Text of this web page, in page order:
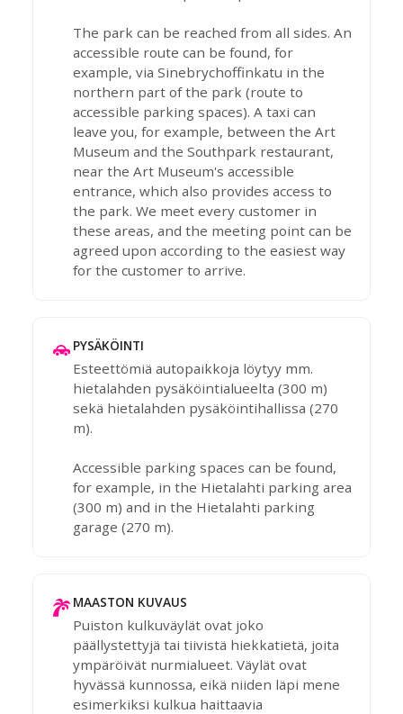
The park can be reached from all sides. An
accessible route can be found, for
example, via Sinebrychoffinkatu in the
northern part of the park (route to
accessible parking spaces). A taxi can
leave you, for example, between the Art
Museum and the Southpark restaurant,
near the Art Museum's accessible
entrance, which also provides access to
the park. We meet every customer in
these areas, and the meeting point can be
agreed upon according to the easiest way
for the customer to arrive.
PYSÄKÖINTI
Esteettömiä autopaikkoja löytyy mm.
hietalahden pysäköintialueelta (300 m)
sekä hietalahden pysäköintihallissa (270
m).
Accessible parking spaces can be found,
for example, in the Hietalahti parking area
(300 m) and in the Hietalahti parking
garage (270 m).
MAASTON KUVAUS
Puiston kulkuväylät ovat joko
päällystettyjä tai tiivistä hiekkatietä, joita
ympäröivät nurmialueet. Väylät ovat
hyvässä kunnossa, eikä niiden läpi mene
esimerkiksi kulkua haittaavia